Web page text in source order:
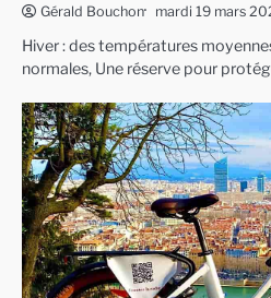
Gérald Bouchon mardi 19 mars
Hiver : des températures
normales, Une réserve pour